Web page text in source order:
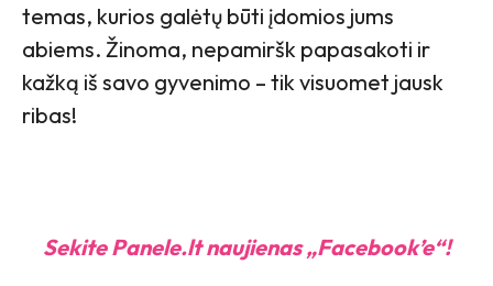
temas, kurios galėtų būti įdomios jums
abiems. Žinoma, nepamiršk papasakoti ir
kažką iš savo gyvenimo – tik visuomet jausk
ribas!
Sekite Panele.lt naujienas „Facebook’e“!